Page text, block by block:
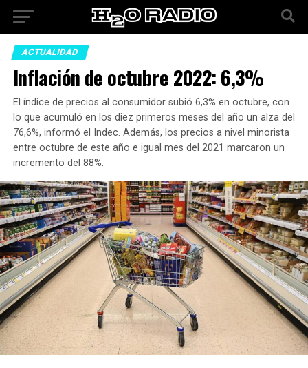
ACTUALIDAD
Inflación de octubre 2022: 6,3%
El índice de precios al consumidor subió 6,3% en octubre, con
lo que acumuló en los diez primeros meses del año un alza del
76,6%, informó el Indec. Además, los precios a nivel minorista
entre octubre de este año e igual mes del 2021 marcaron un
incremento del 88%.